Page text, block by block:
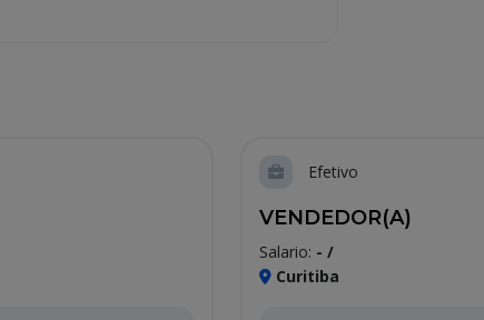
Efetivo
VENDEDOR(A)
Salario: - /
Curitiba